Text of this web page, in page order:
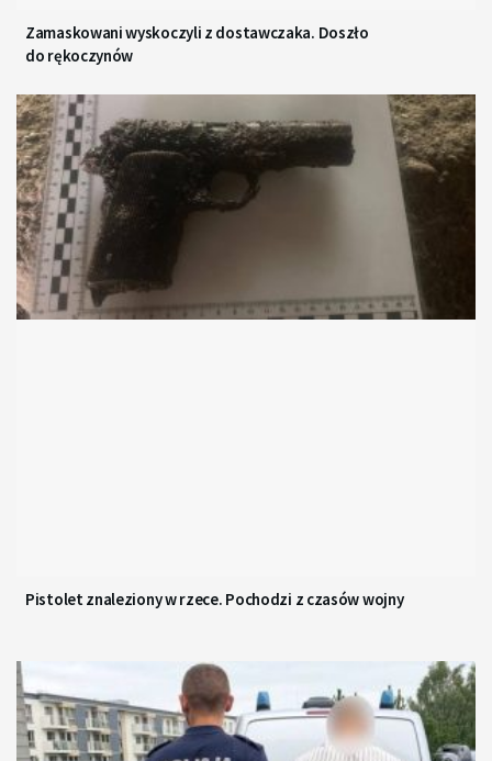
Zamaskowani wyskoczyli z dostawczaka. Doszło
do rękoczynów
Pistolet znaleziony w rzece. Pochodzi z czasów wojny